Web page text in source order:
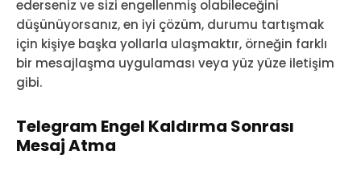
ederseniz ve sizi engellenmiş olabileceğini
düşünüyorsanız, en iyi çözüm, durumu tartışmak
için kişiye başka yollarla ulaşmaktır, örneğin farklı
bir mesajlaşma uygulaması veya yüz yüze iletişim
gibi.
Telegram Engel Kaldırma Sonrası
Mesaj Atma